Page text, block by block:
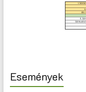
Események